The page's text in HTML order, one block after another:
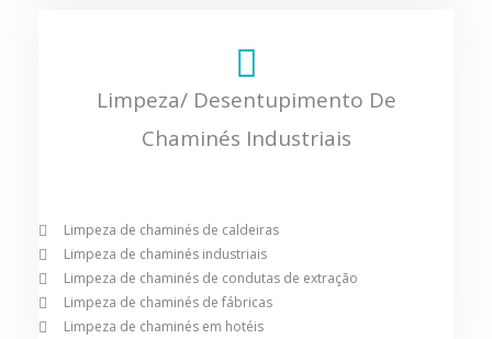
Limpeza/ Desentupimento De
Chaminés Industriais
Limpeza de chaminés de caldeiras
Limpeza de chaminés industriais
Limpeza de chaminés de condutas de extração
Limpeza de chaminés de fábricas
Limpeza de chaminés em hotéis